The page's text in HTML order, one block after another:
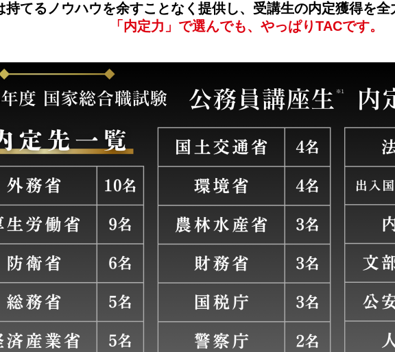
持てるノウハウを余すことなく提供し、受講生の内定獲得を全
「内定力」で選んでも、やっぱりTACです。